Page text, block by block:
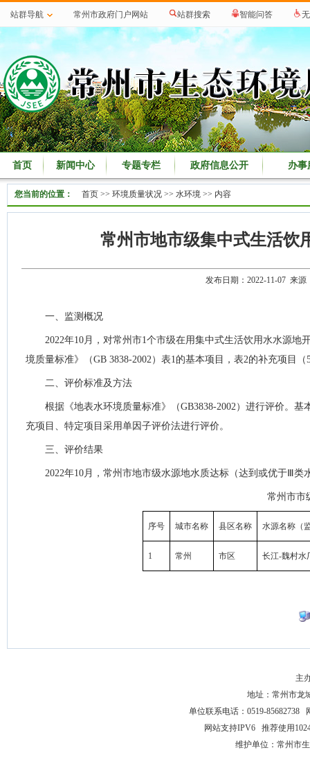
站群导航 常州市政府门户网站 站群搜索 智能问答
首页 新闻中心 专题专栏 政府信息公开 办事
您当前的位置： 首页 >> 环境质量状况 >> 水环境 >> 内容
常州市地市级集中式生活饮
发布日期：2022-11-07 来
一、监测概况
2022年10月，对常州市1个市级在用集中式生活饮用水水源
境质量标准》（GB 3838-2002）表1的基本项目，表2的补充项目
二、评价标准及方法
根据《地表水环境质量标准》（GB3838-2002）进行评价。
充项目、特定项目采用单因子评价法进行评价。
三、评价结果
2022年10月，常州市地市级水源地水质达标（达到或优于Ⅲ类
常州市市
序号 城市名称 县区名称 水源名称（
1 常州 市区 长江-魏村水
主
地址：常州市龙
单位联系电话：0519-85682738
网站支持IPV6 推荐使用
维护单位：常州市